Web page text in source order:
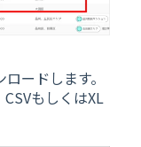
ードします。
もしくはXL